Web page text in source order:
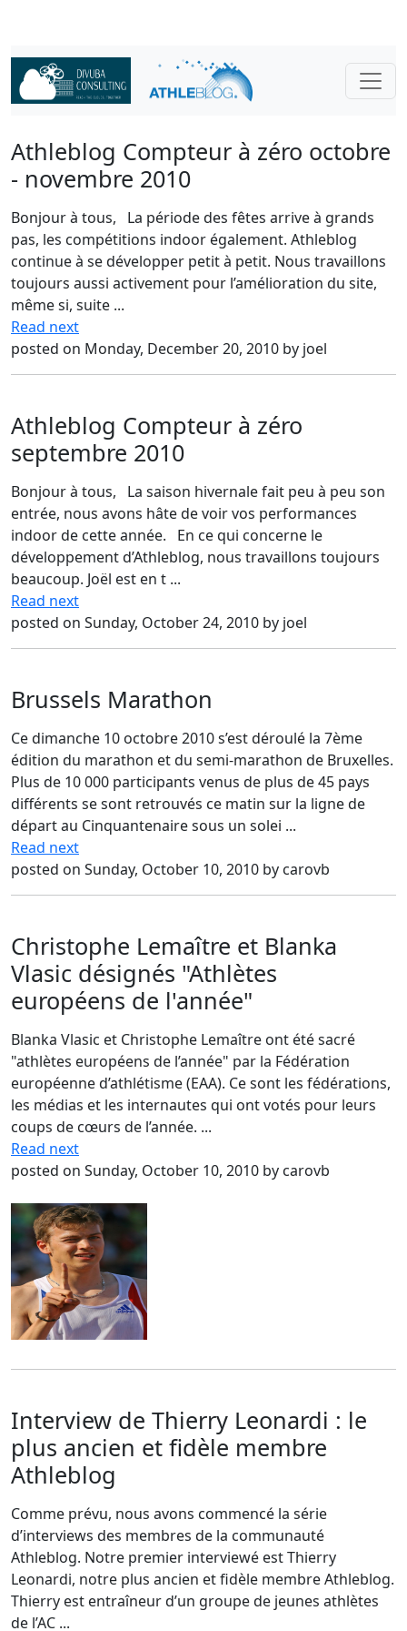
Athleblog Compteur à zéro octobre
- novembre 2010
Bonjour à tous, La période des fêtes arrive à grands
pas, les compétitions indoor également. Athleblog
continue à se développer petit à petit. Nous travaillons
toujours aussi activement pour l’amélioration du site,
même si, suite ...
Read next
posted on Monday, December 20, 2010 by joel
Athleblog Compteur à zéro
septembre 2010
Bonjour à tous, La saison hivernale fait peu à peu son
entrée, nous avons hâte de voir vos performances
indoor de cette année. En ce qui concerne le
développement d’Athleblog, nous travaillons toujours
beaucoup. Joël est en t ...
Read next
posted on Sunday, October 24, 2010 by joel
Brussels Marathon
Ce dimanche 10 octobre 2010 s’est déroulé la 7ème
édition du marathon et du semi-marathon de Bruxelles.
Plus de 10 000 participants venus de plus de 45 pays
différents se sont retrouvés ce matin sur la ligne de
départ au Cinquantenaire sous un solei ...
Read next
posted on Sunday, October 10, 2010 by carovb
Christophe Lemaître et Blanka
Vlasic désignés "Athlètes
européens de l'année"
Blanka Vlasic et Christophe Lemaître ont été sacré
"athlètes européens de l’année" par la Fédération
européenne d’athlétisme (EAA). Ce sont les fédérations,
les médias et les internautes qui ont votés pour leurs
coups de cœurs de l’année. ...
Read next
posted on Sunday, October 10, 2010 by carovb
Interview de Thierry Leonardi : le
plus ancien et fidèle membre
Athleblog
Comme prévu, nous avons commencé la série
d’interviews des membres de la communauté
Athleblog. Notre premier interviewé est Thierry
Leonardi, notre plus ancien et fidèle membre Athleblog.
Thierry est entraîneur d’un groupe de jeunes athlètes
de l’AC ...